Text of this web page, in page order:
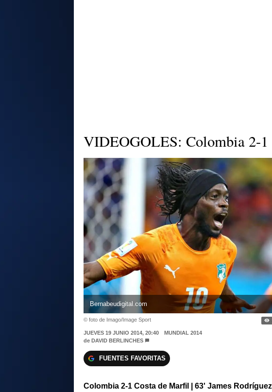
VIDEOGOLES: Colombia 2-
Bernabeudigital.com
© foto de Imago/Image Sport
JUEVES 19 JUNIO 2014, 20:40
MUNDIAL 2014
de DAVID BERLINCHES
FUENTES FAVORITAS
Colombia 2-1 Costa de Marfil | 63' James